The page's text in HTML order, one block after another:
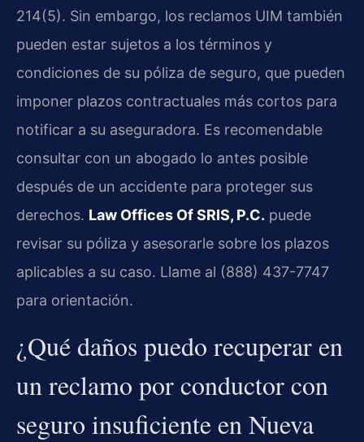
214(5). Sin embargo, los reclamos UIM también
pueden estar sujetos a los términos y
condiciones de su póliza de seguro, que pueden
imponer plazos contractuales más cortos para
notificar a su aseguradora. Es recomendable
consultar con un abogado lo antes posible
después de un accidente para proteger sus
derechos. Law Offices Of SRIS, P.C. puede
revisar su póliza y asesorarle sobre los plazos
aplicables a su caso. Llame al (888) 437-7747
para orientación.
¿Qué daños puedo recuperar en
un reclamo por conductor con
seguro insuficiente en Nueva